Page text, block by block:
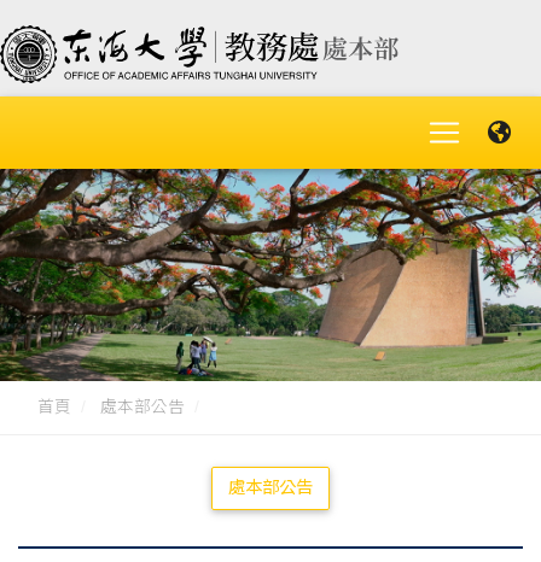
首頁 處本部公告
處本部公告